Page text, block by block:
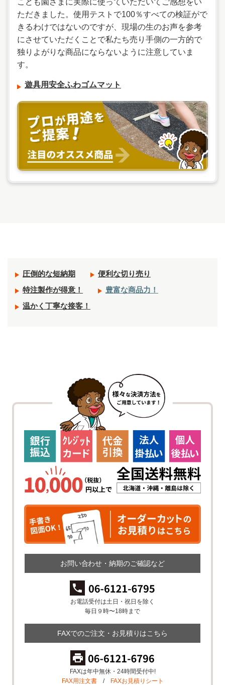
こども園さまに実際に使っていただいてご感想をい
ただきました。使用テストで100％すべての検証がで
きるわけではないのですが、現場の生のお声を参考
にさせていただくことで私たち売り手側の一方的で
独りよがりな商品にならないように注意していま
す。
遊具用安全ふわゴムマット
圧倒的な短納期
便利な切り売り
特注製作が得意！
豊富な商品力！
温かく丁寧な接客！
お問い合わせ・納期のご確認など
お電話受付は土日・祝日を除く
毎日９時〜18時まで
FAXでのご注文・お見積りはこちら
FAXは年中無休・24時間受付中!
FAX用注文書/ FAXお見積りシート